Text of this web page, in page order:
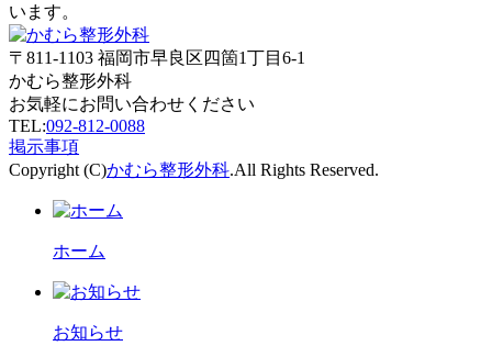
います。
〒811-1103 福岡市早良区四箇1丁目6-1
かむら整形外科
お気軽にお問い合わせください
TEL:092-812-0088
掲示事項
Copyright (C)かむら整形外科.All Rights Reserved.
ホーム
お知らせ